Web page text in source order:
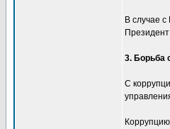
В случае
3. Борьба
С